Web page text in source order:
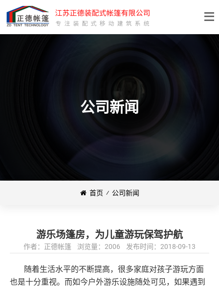
公司新闻
首页 ⁄ 公司新闻
游乐场篷房，为儿童游玩保驾护航
作者：正德帐篷 浏览量：2006 发布时间：2018-09-13
随着生活水平的不断提高，很多家庭对孩子游玩方面
也是十分重视。而如今户外游乐设施随处可见，如果遇到